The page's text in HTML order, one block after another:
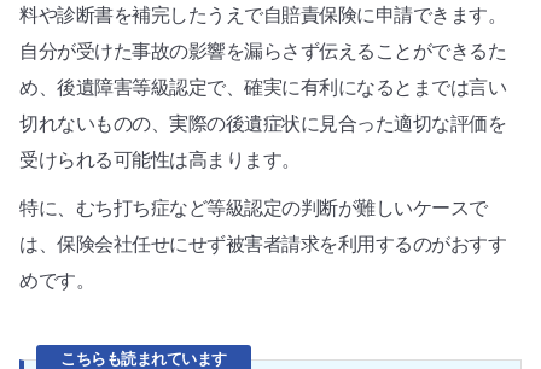
料や診断書を補完したうえで自賠責保険に申請できます。
自分が受けた事故の影響を漏らさず伝えることができるた
め、後遺障害等級認定で、確実に有利になるとまでは言い
切れないものの、実際の後遺症状に見合った適切な評価を
受けられる可能性は高まります。
特に、むち打ち症など等級認定の判断が難しいケースで
は、保険会社任せにせず被害者請求を利用するのがおすす
めです。
こちらも読まれています